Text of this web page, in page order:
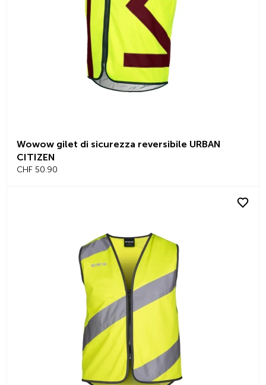
Wowow gilet di sicurezza reversibile URBAN
CITIZEN
CHF 50.90